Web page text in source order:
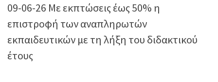
09-06-26 Με εκπτώσεις έως 50% η
επιστροφή των αναπληρωτών
εκπαιδευτικών με τη λήξη του διδακτικού
έτους